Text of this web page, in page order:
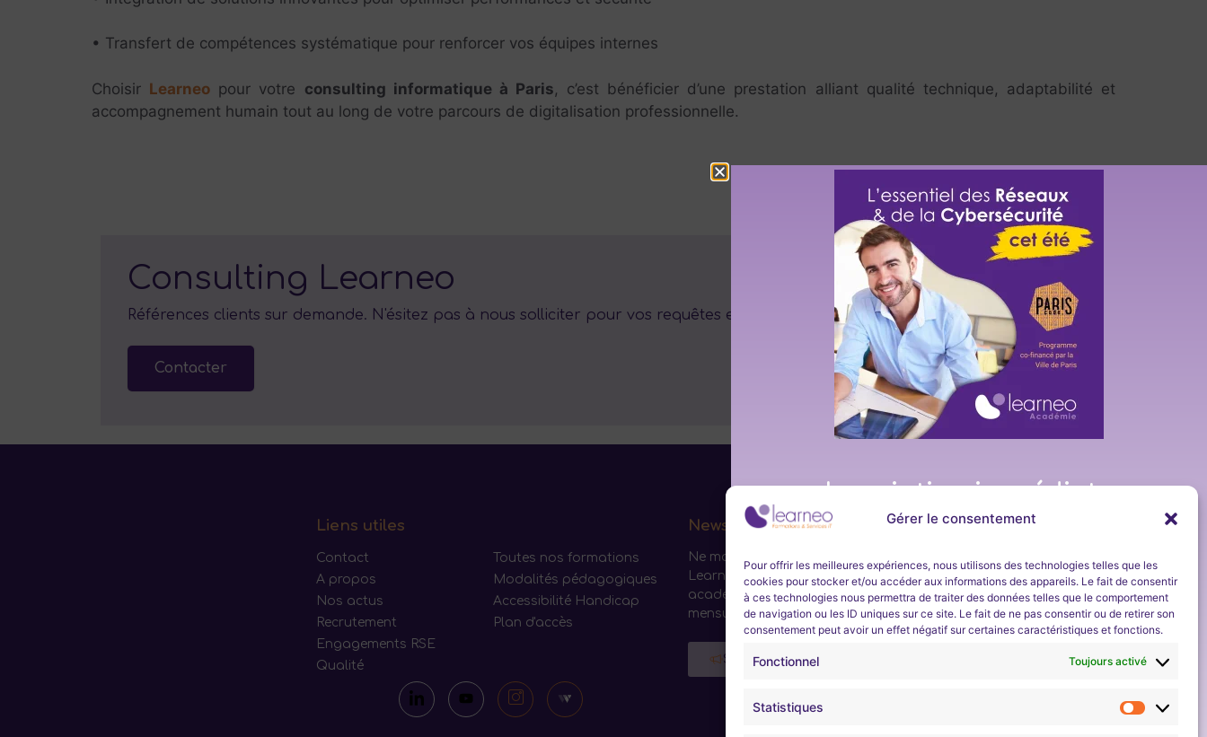
Gérer le consentement
Pour offrir les meilleures expériences, nous utilisons des technologies telles que les
cookies pour stocker et/ou accéder aux informations des appareils. Le fait de consentir
à ces technologies nous permettra de traiter des données telles que le comportement
de navigation ou les ID uniques sur ce site. Le fait de ne pas consentir ou de retirer son
consentement peut avoir un effet négatif sur certaines caractéristiques et fonctions.
Fonctionnel Toujours activé
Statistiques
• Transfert de compétences systématique pour renforcer vos équipes internes
Choisir Learneo pour votre consulting informatique à Paris, c’est bénéficier d’une prestation alliant qualité technique, adaptabilité et
accompagnement humain tout au long de votre parcours de digitalisation professionnelle.
Consulting Learneo
Références clients sur demande. N'ésitez pas à nous solliciter pour vos requêtes en adressant un mail àconsulting@learneo.fr
Contacter
Liens utiles
Contact
A propos
Nos actus
Recrutement
Engagements RSE
Qualité
Toutes nos formations
Modalités pédagogiques
Accessibilité Handicap
Plan d'accès
Newsletter
Ne manquez aucune actualité de la part de
Learneo Formations et Services et Learneo
académie. Inscrivez-vous à notre newsletter
mensuelle.
S'inscrire
Inscription immédiate
et en continu
d’apprentissage d’une durée d’environ 4
semaines sur les bases des réseaux et de la
cybersécurité.
Son objectif est de permettre aux demandeurs